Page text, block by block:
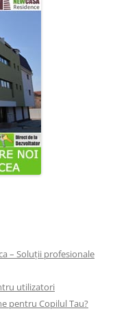
– Soluții profesionale
utilizatori
pentru Copilul Tau?